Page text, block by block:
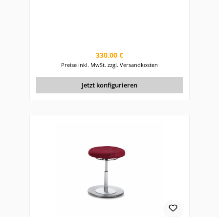
Regulärer Preis:
330,00 €
Preise inkl. MwSt. zzgl. Versandkosten
Jetzt konfigurieren